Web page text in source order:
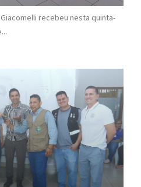
recebeu nesta quinta-